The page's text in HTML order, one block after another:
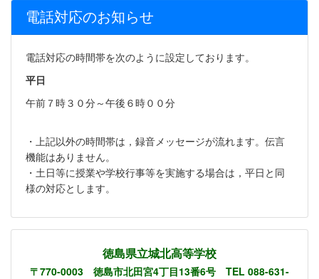
電話対応のお知らせ
電話対応の時間帯を次のように設定しております。
平日
午前７時３０分～午後６時００分
・上記以外の時間帯は，録音メッセージが流れます。伝言
機能はありません。
・土日等に授業や学校行事等を実施する場合は，平日と同
様の対応とします。
徳島県立城北高等学校
〒770-0003 徳島市北田宮4丁目13番6号 TEL 088-631-